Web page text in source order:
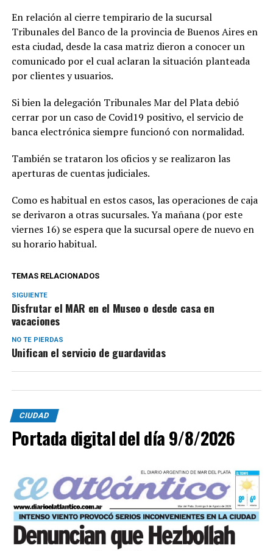
En relación al cierre tempirario de la sucursal
Tribunales del Banco de la provincia de Buenos Aires en
esta ciudad, desde la casa matriz dieron a conocer un
comunicado por el cual aclaran la situación planteada
por clientes y usuarios.
Si bien la delegación Tribunales Mar del Plata debió
cerrar por un caso de Covid19 positivo, el servicio de
banca electrónica siempre funcionó con normalidad.
También se trataron los oficios y se realizaron las
aperturas de cuentas judiciales.
Como es habitual en estos casos, las operaciones de caja
se derivaron a otras sucursales. Ya mañana (por este
viernes 16) se espera que la sucursal opere de nuevo en
su horario habitual.
TEMAS RELACIONADOS
SIGUIENTE
Disfrutar el MAR en el Museo o desde casa en
vacaciones
NO TE PIERDAS
Unifican el servicio de guardavidas
CIUDAD
Portada digital del día 9/8/2026